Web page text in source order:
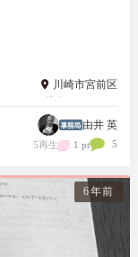
川崎市宮前区
投稿：2022.5.27
由井 英
5再生 1 pt 5
6年前